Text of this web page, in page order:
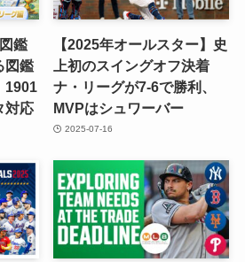
鑑
図鑑
1901
対応
【2025年オールスター】史
上初のスイングオフ決着
ナ・リーグが7-6で勝利、
MVPはシュワーバー
2025-07-16